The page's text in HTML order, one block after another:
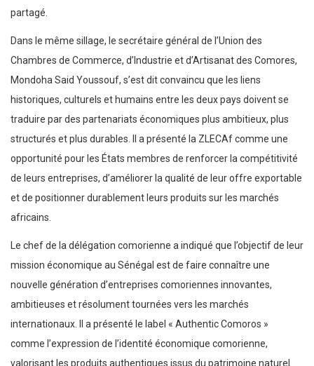
partagé.
Dans le même sillage, le secrétaire général de l’Union des
Chambres de Commerce, d’Industrie et d’Artisanat des Comores,
Mondoha Said Youssouf, s’est dit convaincu que les liens
historiques, culturels et humains entre les deux pays doivent se
traduire par des partenariats économiques plus ambitieux, plus
structurés et plus durables. Il a présenté la ZLECAf comme une
opportunité pour les États membres de renforcer la compétitivité
de leurs entreprises, d’améliorer la qualité de leur offre exportable
et de positionner durablement leurs produits sur les marchés
africains.
Le chef de la délégation comorienne a indiqué que l’objectif de leur
mission économique au Sénégal est de faire connaître une
nouvelle génération d’entreprises comoriennes innovantes,
ambitieuses et résolument tournées vers les marchés
internationaux. Il a présenté le label « Authentic Comoros »
comme l’expression de l’identité économique comorienne,
valorisant les produits authentiques issus du patrimoine naturel